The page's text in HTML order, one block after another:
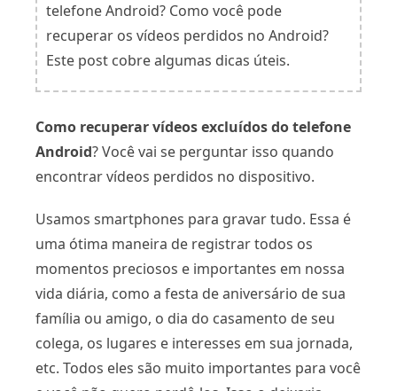
telefone Android? Como você pode
recuperar os vídeos perdidos no Android?
Este post cobre algumas dicas úteis.
Como recuperar vídeos excluídos do telefone
Android? Você vai se perguntar isso quando
encontrar vídeos perdidos no dispositivo.
Usamos smartphones para gravar tudo. Essa é
uma ótima maneira de registrar todos os
momentos preciosos e importantes em nossa
vida diária, como a festa de aniversário de sua
família ou amigo, o dia do casamento de seu
colega, os lugares e interesses em sua jornada,
etc. Todos eles são muito importantes para você